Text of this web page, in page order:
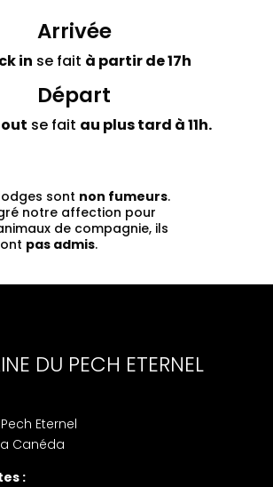
Arrivée
in se fait à partir de 17h
Départ
se fait au plus tard à 11h.
sont non fumeurs.
notre affection pour
de compagnie, ils
pas admis.
DU PECH ETERNEL
Eternel
Canéda
: